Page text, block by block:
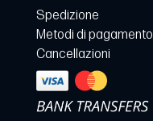
Spedizione
Metodi di pagamento
Cancellazioni